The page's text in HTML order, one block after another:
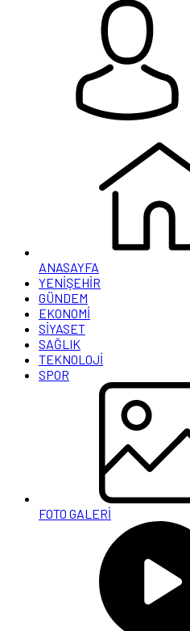
ANASAYFA
YENİŞEHİR
GÜNDEM
EKONOMİ
SİYASET
SAĞLIK
TEKNOLOJİ
SPOR
FOTO GALERİ